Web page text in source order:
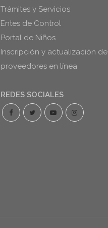
Trámites y Servicios
Entes de Control
Portal de Niños
Inscripción y actualización de
proveedores en línea
REDES SOCIALES